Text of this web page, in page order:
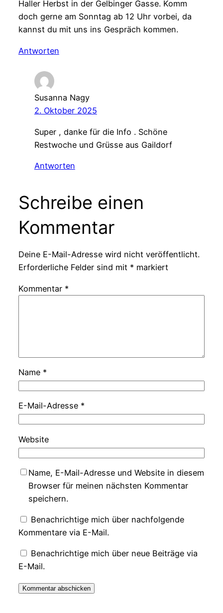
Haller Herbst in der Gelbinger Gasse. Komm
doch gerne am Sonntag ab 12 Uhr vorbei, da
kannst du mit uns ins Gespräch kommen.
Antworten
Susanna Nagy
2. Oktober 2025
Super , danke für die Info . Schöne
Restwoche und Grüsse aus Gaildorf
Antworten
Schreibe einen
Kommentar
Deine E-Mail-Adresse wird nicht veröffentlicht.
Erforderliche Felder sind mit * markiert
Kommentar *
Name *
E-Mail-Adresse *
Website
Name, E-Mail-Adresse und Website in diesem
Browser für meinen nächsten Kommentar
speichern.
Benachrichtige mich über nachfolgende
Kommentare via E-Mail.
Benachrichtige mich über neue Beiträge via
E-Mail.